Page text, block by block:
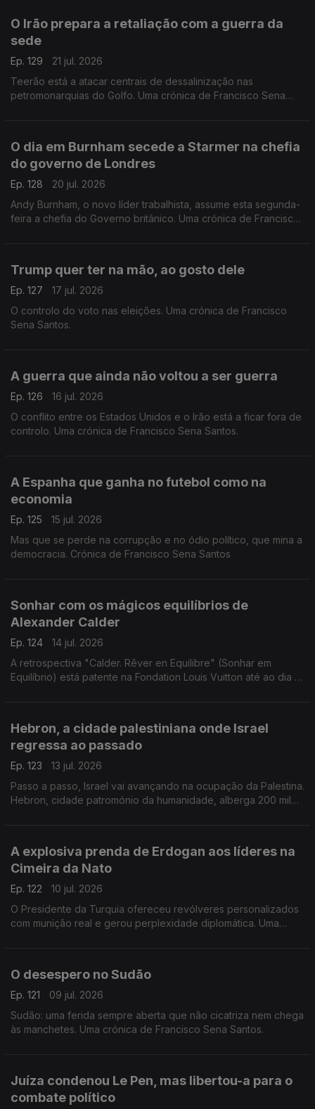
O Irão prepara a retaliação com a guerra da
sede
Ep. 129
21 jul. 2026
Teerão está a atacar centrais de dessalinização nas
petromonarquias do Golfo. Uma crónica de Francisco Sena
O dia em Burnham secede a Starmer na chefia
do governo de Londres
Ep. 128
20 jul. 2026
Andy Burnham, o novo líder trabalhista, assume esta segunda-
feira a chefia do Governo britânico. Uma crónica de Francisco
Trump quer ter na mão, ao gosto dele
Ep. 127
17 jul. 2026
O controlo do voto nas eleições. Uma crónica de Francisco
Sena Santos.
A guerra que ainda não voltou a ser guerra
Ep. 126
16 jul. 2026
O conflito entre os Estados Unidos e o Irão está a ficar fora de
controlo. Uma crónica de Francisco Sena Santos.
A Espanha que ganha no futebol como na
economia
Ep. 125
15 jul. 2026
Mas que se perde na corrupção e no ódio político, que mina a
democracia. Crónica de Francisco Sena Santos
Sonhar com os mágicos equilíbrios de
Alexander Calder
Ep. 124
14 jul. 2026
A retrospectiva "Calder. Rêver en Equilibre" (Sonhar em
Equilíbrio) está patente na Fondation Louis Vuitton até ao dia 16
Hebron, a cidade palestiniana onde Israel
regressa ao passado
Ep. 123
13 jul. 2026
Passo a passo, Israel vai avançando na ocupação da Palestina.
Hebron, cidade patromónio da humanidade, alberga 200 mil
A explosiva prenda de Erdogan aos líderes na
Cimeira da Nato
Ep. 122
10 jul. 2026
O Presidente da Turquia ofereceu revólveres personalizados
com munição real e gerou perplexidade diplomática. Uma
O desespero no Sudão
Ep. 121
09 jul. 2026
Sudão: uma ferida sempre aberta que não cicatriza nem chega
às manchetes. Uma crónica de Francisco Sena Santos.
Juíza condenou Le Pen, mas libertou-a para o
combate político